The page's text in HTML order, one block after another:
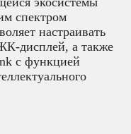
спектром
настраивать
дисплей, а также
с функцией